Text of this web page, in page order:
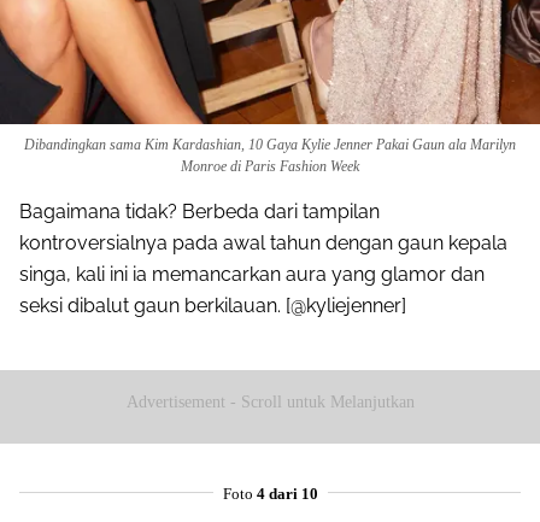
Dibandingkan sama Kim Kardashian, 10 Gaya Kylie Jenner Pakai Gaun ala Marilyn
Monroe di Paris Fashion Week
Bagaimana tidak? Berbeda dari tampilan
kontroversialnya pada awal tahun dengan gaun kepala
singa, kali ini ia memancarkan aura yang glamor dan
seksi dibalut gaun berkilauan. [@kyliejenner]
Advertisement - Scroll untuk Melanjutkan
Foto 4 dari 10